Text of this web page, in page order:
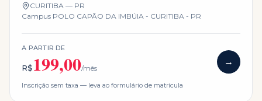
CURITIBA — PR
Campus POLO CAPÃO DA IMBÚIA - CURITIBA - PR
A PARTIR DE
R$199,00/mês
→
Inscrição sem taxa — leva ao formulário de matrícula